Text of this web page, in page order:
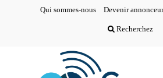
Qui sommes-nous Devenir annonceur
Recherchez